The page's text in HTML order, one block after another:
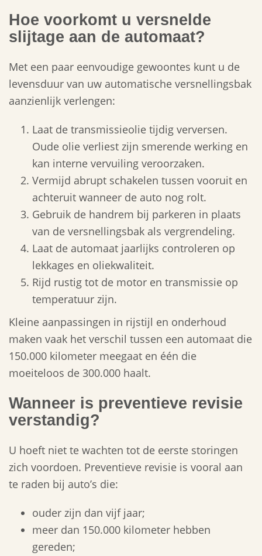
Hoe voorkomt u versnelde
slijtage aan de automaat?
Met een paar eenvoudige gewoontes kunt u de
levensduur van uw automatische versnellingsbak
aanzienlijk verlengen:
Laat de transmissieolie tijdig verversen.
Oude olie verliest zijn smerende werking en
kan interne vervuiling veroorzaken.
Vermijd abrupt schakelen tussen vooruit en
achteruit wanneer de auto nog rolt.
Gebruik de handrem bij parkeren in plaats
van de versnellingsbak als vergrendeling.
Laat de automaat jaarlijks controleren op
lekkages en oliekwaliteit.
Rijd rustig tot de motor en transmissie op
temperatuur zijn.
Kleine aanpassingen in rijstijl en onderhoud
maken vaak het verschil tussen een automaat die
150.000 kilometer meegaat en één die
moeiteloos de 300.000 haalt.
Wanneer is preventieve revisie
verstandig?
U hoeft niet te wachten tot de eerste storingen
zich voordoen. Preventieve revisie is vooral aan
te raden bij auto’s die:
ouder zijn dan vijf jaar;
meer dan 150.000 kilometer hebben
gereden;